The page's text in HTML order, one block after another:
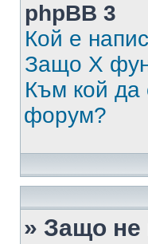
phpBB 3
Кой е
Защо X
Към кой да
форум?
» Защо не